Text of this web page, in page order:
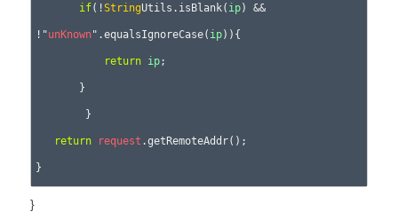
if(!StringUtils.isBlank( ip) &&
!"unKnown".equalsIgnoreCase( ip)){
return ip;
return request .getRemoteAddr();
}